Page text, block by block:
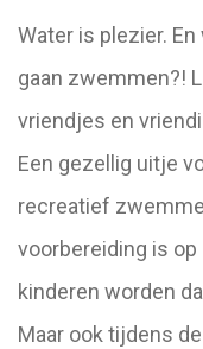
Water is plezier.
gaan zwemmen?!
vriendjes en
Een gezellig uitje
recreatief
voorbereiding is
kinderen worden
Maar ook tijdens